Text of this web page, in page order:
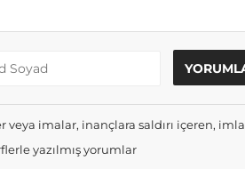
imalar, inançlara saldırı içeren, imla
yazılmış yorumlar